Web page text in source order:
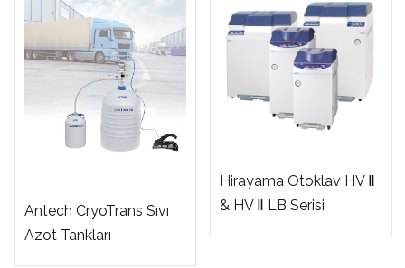
Antech CryoTrans Sıvı
Azot Tankları
Hirayama Otoklav HV Ⅱ
& HV Ⅱ LB Serisi